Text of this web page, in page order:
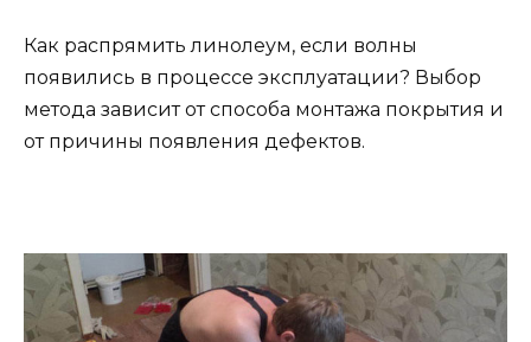
Как распрямить линолеум, если волны
появились в процессе эксплуатации? Выбор
метода зависит от способа монтажа покрытия и
от причины появления дефектов.